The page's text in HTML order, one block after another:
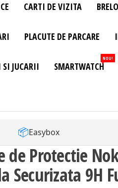
CARTI DE VIZITA
PLACUTE DE PARCARE
SI JUCARII SMARTWATCH
NOU!
📦Easybox
de Protectie
Securizata 9H